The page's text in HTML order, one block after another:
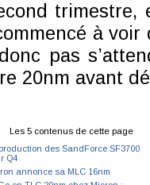
trimestre,
à
pas
20nm avant
Les 5 contenus de cette page
des SandForce SF3700
Q4
annonce sa MLC 16nm